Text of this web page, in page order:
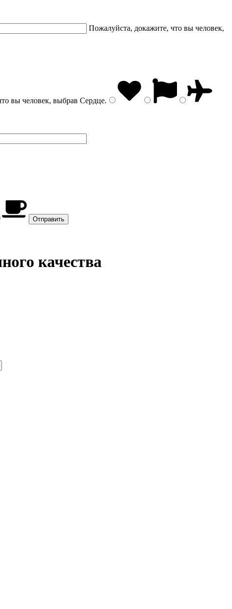
Пожалуйста, докажите, что вы человек,
вы человек, выбрав Сердце.
качества